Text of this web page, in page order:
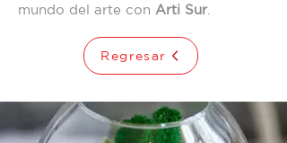
mundo del arte con Arti Sur.
Regresar